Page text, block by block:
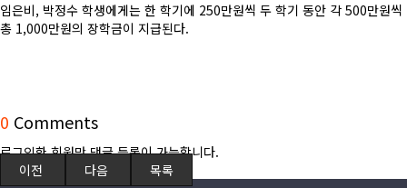
(구)동문회보
행사안내
임은비, 박정수 학생에게는 한 학기에 250만원씩 두 학기 동안 각 500만원씩
총 1,000만원의 장학금이 지급된다.
0 Comments
로그인한 회원만 댓글 등록이 가능합니다.
이전
다음 목록